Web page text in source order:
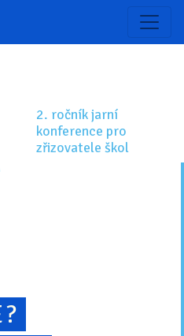
2. ročník jarní
konference pro
zřizovatele škol